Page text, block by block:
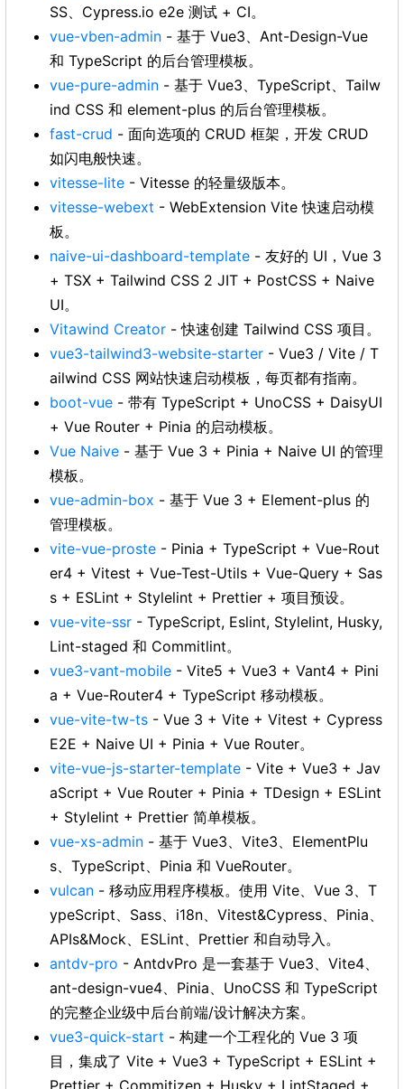
SS、Cypress.io e2e 测试 + CI。
vue-vben-admin - 基于 Vue3、Ant-Design-Vue
和 TypeScript 的后台管理模板。
vue-pure-admin - 基于 Vue3、TypeScript、Tailw
ind CSS 和 element-plus 的后台管理模板。
fast-crud - 面向选项的 CRUD 框架，开发 CRUD
如闪电般快速。
vitesse-lite - Vitesse 的轻量级版本。
vitesse-webext - WebExtension Vite 快速启动模
板。
naive-ui-dashboard-template - 友好的 UI，Vue 3
+ TSX + Tailwind CSS 2 JIT + PostCSS + Naive
UI。
Vitawind Creator - 快速创建 Tailwind CSS 项目。
vue3-tailwind3-website-starter - Vue3 / Vite / T
ailwind CSS 网站快速启动模板，每页都有指南。
boot-vue - 带有 TypeScript + UnoCSS + DaisyUI
+ Vue Router + Pinia 的启动模板。
Vue Naive - 基于 Vue 3 + Pinia + Naive UI 的管理
模板。
vue-admin-box - 基于 Vue 3 + Element-plus 的
管理模板。
vite-vue-proste - Pinia + TypeScript + Vue-Rout
er4 + Vitest + Vue-Test-Utils + Vue-Query + Sas
s + ESLint + Stylelint + Prettier + 项目预设。
vue-vite-ssr - TypeScript, Eslint, Stylelint, Husky,
Lint-staged 和 Commitlint。
vue3-vant-mobile - Vite5 + Vue3 + Vant4 + Pini
a + Vue-Router4 + TypeScript 移动模板。
vue-vite-tw-ts - Vue 3 + Vite + Vitest + Cypress
E2E + Naive UI + Pinia + Vue Router。
vite-vue-js-starter-template - Vite + Vue3 + Jav
aScript + Vue Router + Pinia + TDesign + ESLint
+ Stylelint + Prettier 简单模板。
vue-xs-admin - 基于 Vue3、Vite3、ElementPlu
s、TypeScript、Pinia 和 VueRouter。
vulcan - 移动应用程序模板。使用 Vite、Vue 3、T
ypeScript、Sass、i18n、Vitest&Cypress、Pinia、
APIs&Mock、ESLint、Prettier 和自动导入。
antdv-pro - AntdvPro 是一套基于 Vue3、Vite4、
ant-design-vue4、Pinia、UnoCSS 和 TypeScript
的完整企业级中后台前端/设计解决方案。
vue3-quick-start - 构建一个工程化的 Vue 3 项
目，集成了 Vite + Vue3 + TypeScript + ESLint +
Prettier + Commitizen + Husky + LintStaged +